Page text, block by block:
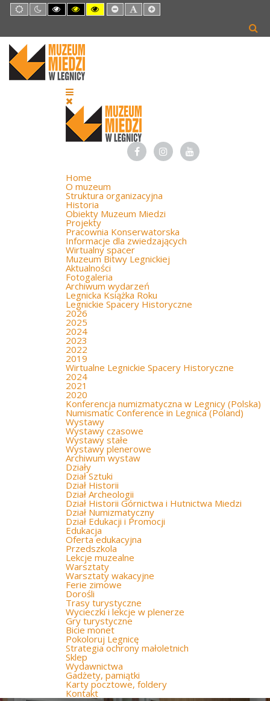
Default
mode
Night
mode
High
Contrast
mode
High
Contrast
mode
High
Contrast
mode
Set
Smaller
Set
Default
Set
Larger
Home
O muzeum
Struktura organizacyjna
Historia
Obiekty Muzeum Miedzi
Projekty
Pracownia Konserwatorska
Informacje dla zwiedzających
Wirtualny spacer
Muzeum Bitwy Legnickiej
Aktualności
Fotogaleria
Archiwum wydarzeń
Legnicka Książka Roku
Legnickie Spacery Historyczne
2026
2025
2024
2023
2022
2019
Wirtualne Legnickie Spacery Historyczne
2024
2021
2020
Konferencja numizmatyczna w Legnicy (Polska)
Numismatic Conference in Legnica (Poland)
Wystawy
Wystawy czasowe
Wystawy stałe
Wystawy plenerowe
Archiwum wystaw
Działy
Dział Sztuki
Dział Historii
Dział Archeologii
Dział Historii Górnictwa i Hutnictwa Miedzi
Dział Numizmatyczny
Dział Edukacji i Promocji
Edukacja
Oferta edukacyjna
Przedszkola
Lekcje muzealne
Warsztaty
Warsztaty wakacyjne
Ferie zimowe
Dorośli
Trasy turystyczne
Wycieczki i lekcje w plenerze
Gry turystyczne
Bicie monet
Pokoloruj Legnicę
Strategia ochrony małoletnich
Sklep
Wydawnictwa
Gadżety, pamiątki
Karty pocztowe, foldery
Kontakt